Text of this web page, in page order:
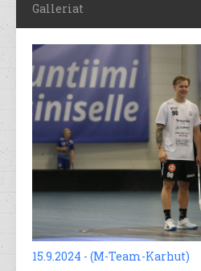
Galleriat
15.9.2024 - (M-Team-Karhut)